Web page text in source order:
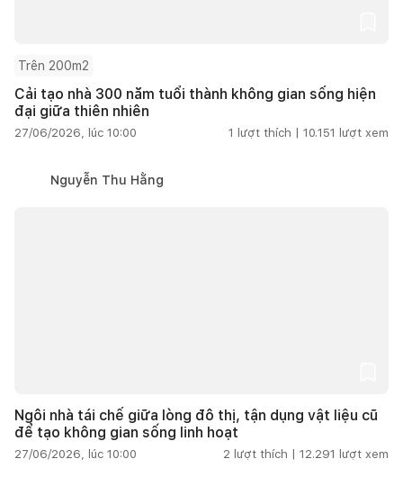
Trên 200m2
Cải tạo nhà 300 năm tuổi thành không gian sống hiện
đại giữa thiên nhiên
27/06/2026, lúc 10:00 1 lượt thích | 10.151 lượt xem
Nguyễn Thu Hằng
Ngôi nhà tái chế giữa lòng đô thị, tận dụng vật liệu cũ
để tạo không gian sống linh hoạt
27/06/2026, lúc 10:00 2 lượt thích | 12.291 lượt xem